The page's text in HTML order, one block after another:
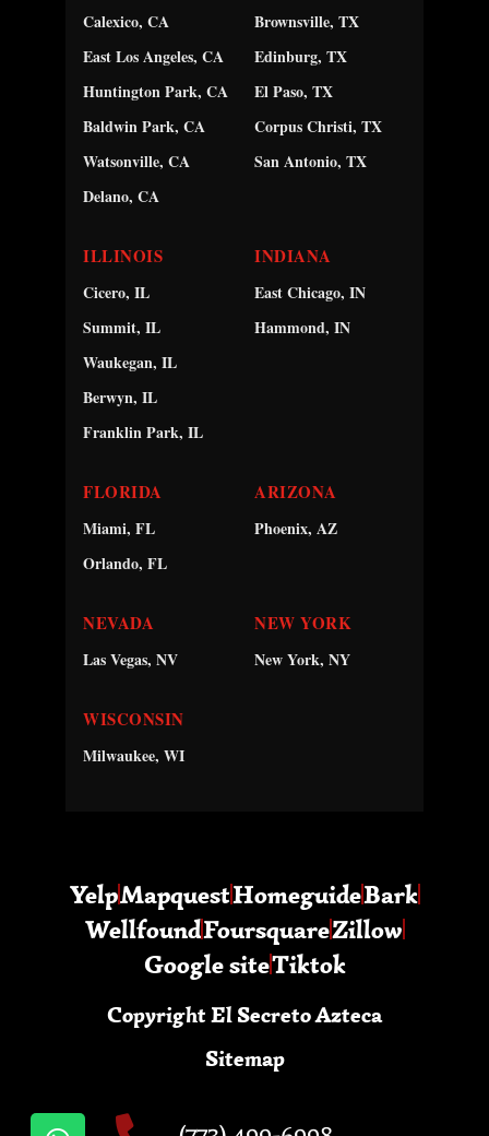
Calexico, CA
East Los Angeles, CA
Huntington Park, CA
Baldwin Park, CA
Watsonville, CA
Delano, CA
Brownsville, TX
Edinburg, TX
El Paso, TX
Corpus Christi, TX
San Antonio, TX
ILLINOIS
Cicero, IL
Summit, IL
Waukegan, IL
Berwyn, IL
Franklin Park, IL
INDIANA
East Chicago, IN
Hammond, IN
FLORIDA
Miami, FL
Orlando, FL
ARIZONA
Phoenix, AZ
NEVADA
Las Vegas, NV
NEW YORK
New York, NY
WISCONSIN
Milwaukee, WI
YelpMapquestHomeguideBark
WellfoundFoursquareZillow
Google siteTiktok
Copyright El Secreto Azteca
Sitemap